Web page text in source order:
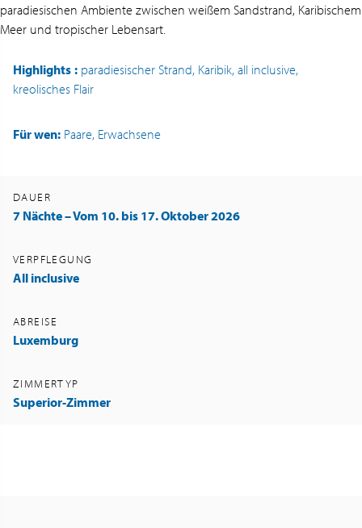
paradiesischen Ambiente zwischen weißem Sandstrand, Karibischem
Meer und tropischer Lebensart.
Highlights : paradiesischer Strand, Karibik, all inclusive,
kreolisches Flair
Für wen: Paare, Erwachsene
DAUER
7 Nächte – Vom 10. bis 17. Oktober 2026
VERPFLEGUNG
All inclusive
ABREISE
Luxemburg
ZIMMERTYP
Superior-Zimmer